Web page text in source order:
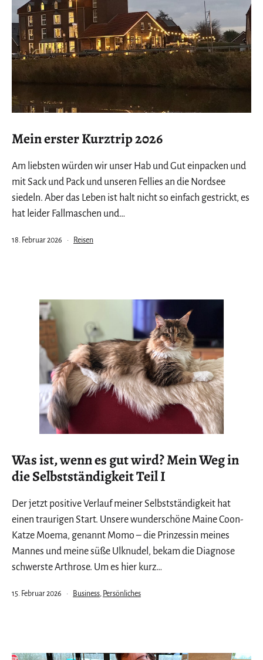
Mein erster Kurztrip 2026
Am liebsten würden wir unser Hab und Gut einpacken und
mit Sack und Pack und unseren Fellies an die Nordsee
siedeln. Aber das Leben ist halt nicht so einfach gestrickt, es
hat leider Fallmaschen und…
Veröffentlicht
18. Februar 2026
Kategorisiert
Reisen
Was ist, wenn es gut wird? Mein Weg in
die Selbstständigkeit Teil I
Der jetzt positive Verlauf meiner Selbstständigkeit hat
einen traurigen Start. Unsere wunderschöne Maine Coon-
Katze Moema, genannt Momo – die Prinzessin meines
Mannes und meine süße Ulknudel, bekam die Diagnose
schwerste Arthrose. Um es hier kurz…
Veröffentlicht
15. Februar 2026
Kategorisiert
Business, Persönliches